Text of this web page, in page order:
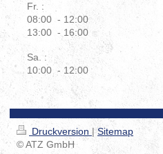
Fr. :
08:00 - 12:00
13:00 - 16:00
Sa. :
10:00 - 12:00
Druckversion | Sitemap
© ATZ GmbH